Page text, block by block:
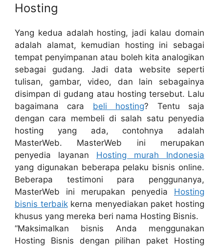
Hosting
Yang kedua adalah hosting, jadi kalau domain
adalah alamat, kemudian hosting ini sebagai
tempat penyimpanan atau boleh kita analogikan
sebagai gudang. Jadi data website seperti
tulisan, gambar, video, dan lain sebagainya
disimpan di gudang atau hosting tersebut. Lalu
bagaimana cara beli hosting? Tentu saja
dengan cara membeli di salah satu penyedia
hosting yang ada, contohnya adalah
MasterWeb. MasterWeb ini merupakan
penyedia layanan Hosting murah Indonesia
yang digunakan beberapa pelaku bisnis online.
Beberapa testimoni para penggunanya,
MasterWeb ini merupakan penyedia Hosting
bisnis terbaikkerna menyediakan paket hosting
khusus yang mereka beri nama Hosting Bisnis.
“Maksimalkan bisnis Anda menggunakan
Hosting Bisnis dengan pilihan paket Hosting